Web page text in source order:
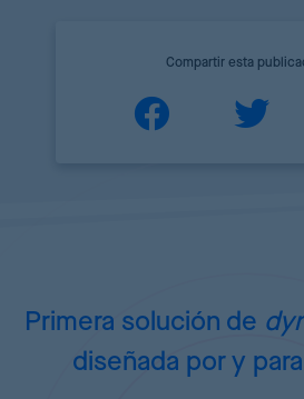
Compartir esta
Primera solución de
diseñada por y